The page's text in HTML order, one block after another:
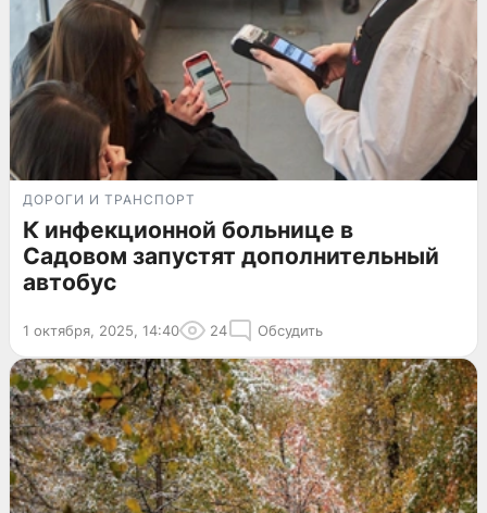
ДОРОГИ И ТРАНСПОРТ
К инфекционной больнице в
Садовом запустят дополнительный
автобус
1 октября, 2025, 14:40 24 Обсудить